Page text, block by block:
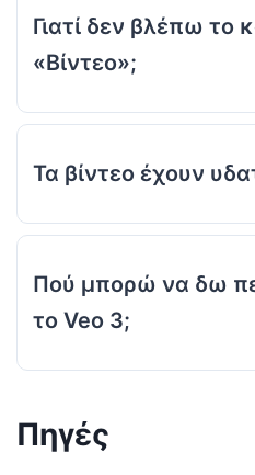
Γιατί δεν βλέπω το
«Βίντεο»;
Τα βίντεο έχουν
Πού μπορώ να δω
το Veo 3;
Πηγές